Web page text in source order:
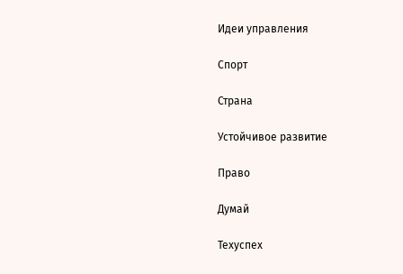
Идеи управления
Спорт
Страна
Устойчивое развитие
Право
Думай
Техуспех